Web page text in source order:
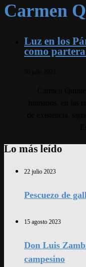
Carmen
Luz en los
como
Lo más leído
22 julio 2023
Pescuezo de
15 agosto 2023
Don Luis
campesino